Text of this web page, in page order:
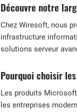
Découvre notre
Chez Wiresoft, nous
infrastructure
solutions serveur
Pourquoi choisir
Les produits
les entreprises